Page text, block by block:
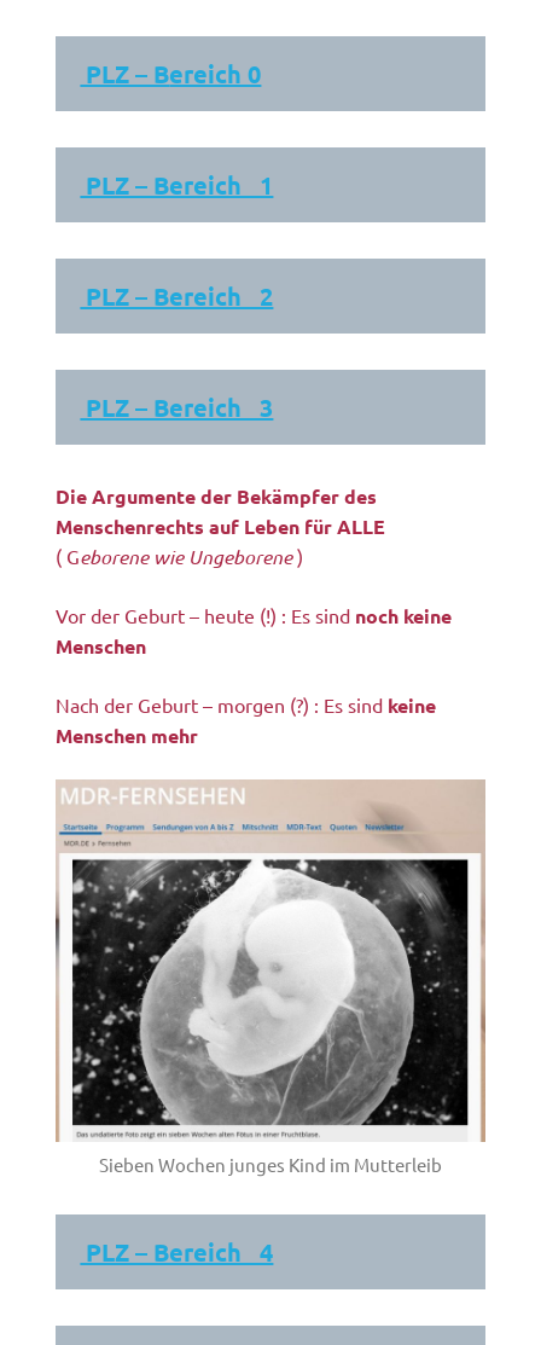
PLZ – Bereich 0
PLZ – Bereich 1
PLZ – Bereich 2
PLZ – Bereich 3
Die Argumente der Bekämpfer des
Menschenrechts auf Leben für ALLE
( Geborene wie Ungeborene)
Vor der Geburt – heute (!) : Es sind noch keine
Menschen
Nach der Geburt – morgen (?) : Es sind keine
Menschen mehr
Sieben Wochen junges Kind im Mutterleib
PLZ – Bereich 4